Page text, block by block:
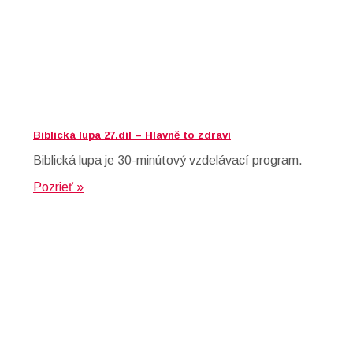
Biblická lupa 27.díl – Hlavně to zdraví
Biblická lupa je 30-minútový vzdelávací program.
Pozrieť »